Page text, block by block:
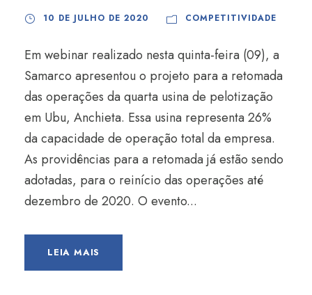
10 DE JULHO DE 2020 COMPETITIVIDADE
Em webinar realizado nesta quinta-feira (09), a
Samarco apresentou o projeto para a retomada
das operações da quarta usina de pelotização
em Ubu, Anchieta. Essa usina representa 26%
da capacidade de operação total da empresa.
As providências para a retomada já estão sendo
adotadas, para o reinício das operações até
dezembro de 2020. O evento...
LEIA MAIS